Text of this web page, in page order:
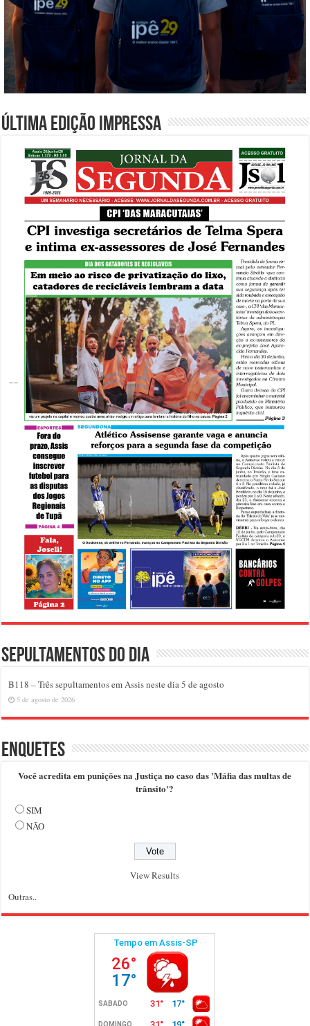
Última edição impressa
Sepultamentos do dia
B118 – Três sepultamentos em Assis neste dia 5 de agosto
5 de agosto de 2026
Enquetes
Você acredita em punições na Justiça no caso das 'Máfia das multas de
trânsito'?
SIM
NÃO
View Results
Outras..